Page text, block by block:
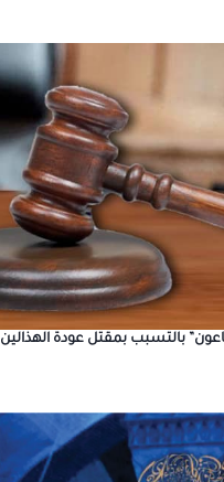
بالتسبب بمقتل عودة الهذالين